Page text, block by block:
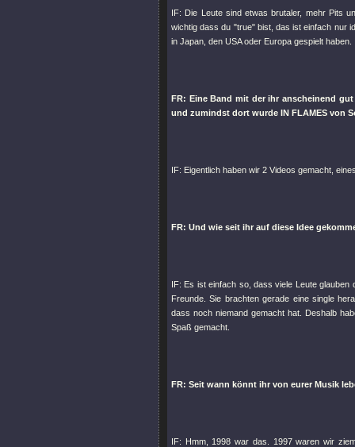
IF: Die Leute sind etwas brutaler, mehr Pits
wichtig dass du "true" bist, das ist einfach nur
in Japan, den USA oder Europa gespielt haben.
FR: Eine Band mit der ihr anscheinend
und zumindst dort wurde IN FLAMES von
IF: Eigentlich haben wir 2 Videos gemacht,
FR: Und wie seit ihr auf diese Idee
IF: Es ist einfach so, dass viele Leute
Freunde. Sie brachten gerade eine single
dass noch niemand gemacht hat. Deshalb
Spaß gemacht.
FR: Seit wann könnt ihr von eurer Musik
IF: Hmm, 1998 war das. 1997 waren wir